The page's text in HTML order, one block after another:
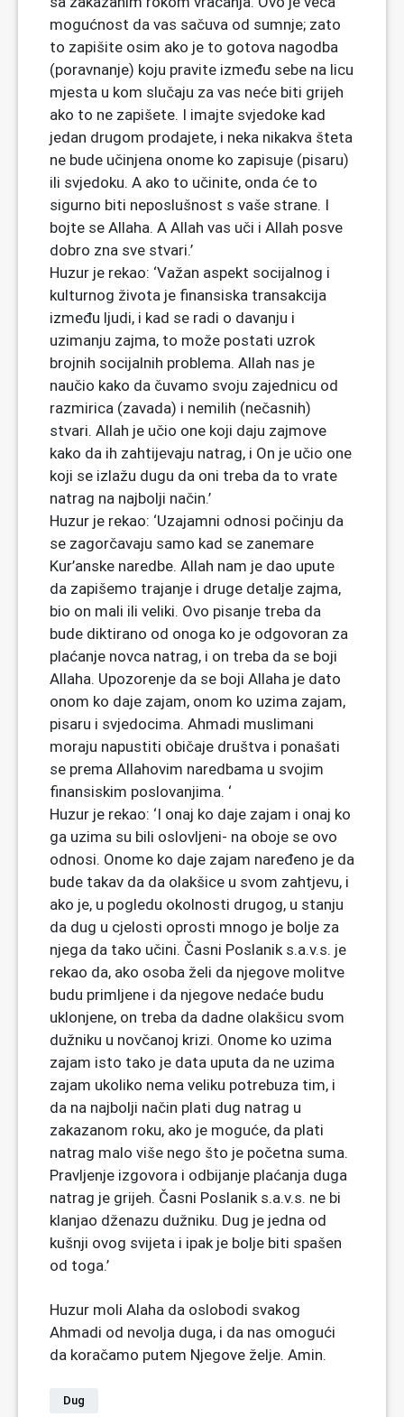
mogućnost da vas sačuva od sumnje; zato
to zapišite osim ako je to gotova nagodba
(poravnanje) koju pravite između sebe na licu
mjesta u kom slučaju za vas neće biti grijeh
ako to ne zapišete. I imajte svjedoke kad
jedan drugom prodajete, i neka nikakva šteta
ne bude učinjena onome ko zapisuje (pisaru)
ili svjedoku. A ako to učinite, onda će to
sigurno biti neposlušnost s vaše strane. I
bojte se Allaha. A Allah vas uči i Allah posve
dobro zna sve stvari.’
Huzur je rekao: ‘Važan aspekt socijalnog i
kulturnog života je finansiska transakcija
između ljudi, i kad se radi o davanju i
uzimanju zajma, to može postati uzrok
brojnih socijalnih problema. Allah nas je
naučio kako da čuvamo svoju zajednicu od
razmirica (zavada) i nemilih (nečasnih)
stvari. Allah je učio one koji daju zajmove
kako da ih zahtijevaju natrag, i On je učio one
koji se izlažu dugu da oni treba da to vrate
natrag na najbolji način.’
Huzur je rekao: ‘Uzajamni odnosi počinju da
se zagorčavaju samo kad se zanemare
Kur’anske naredbe. Allah nam je dao upute
da zapišemo trajanje i druge detalje zajma,
bio on mali ili veliki. Ovo pisanje treba da
bude diktirano od onoga ko je odgovoran za
plaćanje novca natrag, i on treba da se boji
Allaha. Upozorenje da se boji Allaha je dato
onom ko daje zajam, onom ko uzima zajam,
pisaru i svjedocima. Ahmadi muslimani
moraju napustiti običaje društva i ponašati
se prema Allahovim naredbama u svojim
finansiskim poslovanjima. ‘
Huzur je rekao: ‘I onaj ko daje zajam i onaj ko
ga uzima su bili oslovljeni- na oboje se ovo
odnosi. Onome ko daje zajam naređeno je da
bude takav da da olakšice u svom zahtjevu, i
ako je, u pogledu okolnosti drugog, u stanju
da dug u cjelosti oprosti mnogo je bolje za
njega da tako učini. Časni Poslanik s.a.v.s. je
rekao da, ako osoba želi da njegove molitve
budu primljene i da njegove nedaće budu
uklonjene, on treba da dadne olakšicu svom
dužniku u novčanoj krizi. Onome ko uzima
zajam isto tako je data uputa da ne uzima
zajam ukoliko nema veliku potrebuza tim, i
da na najbolji način plati dug natrag u
zakazanom roku, ako je moguće, da plati
natrag malo više nego što je početna suma.
Pravljenje izgovora i odbijanje plaćanja duga
natrag je grijeh. Časni Poslanik s.a.v.s. ne bi
klanjao dženazu dužniku. Dug je jedna od
kušnji ovog svijeta i ipak je bolje biti spašen
od toga.’
Huzur moli Alaha da oslobodi svakog
Ahmadi od nevolja duga, i da nas omogući
da koračamo putem Njegove želje. Amin.
Dug